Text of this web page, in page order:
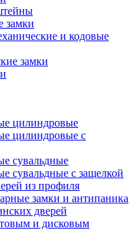
замки
и кодовые
замки
цилиндровые
цилиндровые с
сувальдные
сувальдные с защелкой
из профиля
замки и антипаника
дверей
и дисковым